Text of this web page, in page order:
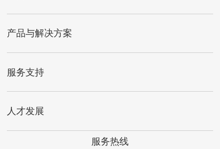
产品与解决方案
服务支持
人才发展
服务热线